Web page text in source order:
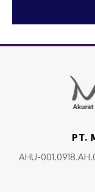
PT.
AHU-